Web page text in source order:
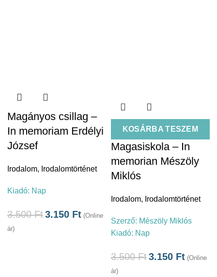
Magányos csillag –
In memoriam Erdélyi
József
Irodalom, Irodalomtörténet
Kiadó: Nap
3.500Ft3.150 Ft (Online
ár)
KOSÁRBA TESZEM
Magasiskola – In
memorian Mészöly
Miklós
Irodalom, Irodalomtörténet
Szerző: Mészöly Miklós
Kiadó: Nap
3.500Ft3.150 Ft (Online
ár)